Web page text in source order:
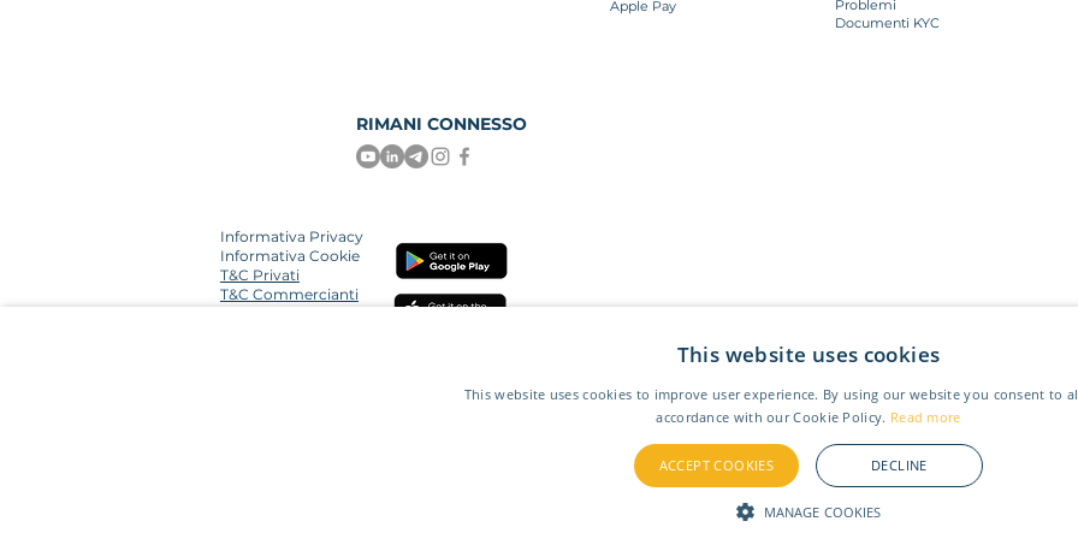
Apple Pay
Problemi
Documenti KYC
RIMANI CONNESSO
Informativa Privacy
Informativa Cookie
T&C Privati
T&C Commercianti
Toonie is a registered trademark of Toonie Global Ltd.
Quid UK Global is a registered EMD Agent by the Financial Conduct Authority (FCA) with
with the Financial Service Provider Register (FSP) with Ref.no FSP732651. Quid US is FINCEN Registered and licensed through
This website uses cookies
This website uses cookies to improve user experience. By using our website you consent to
accordance with our Cookie Policy. Read more
ACCEPT COOKIES DECLINE
MANAGE COOKIES